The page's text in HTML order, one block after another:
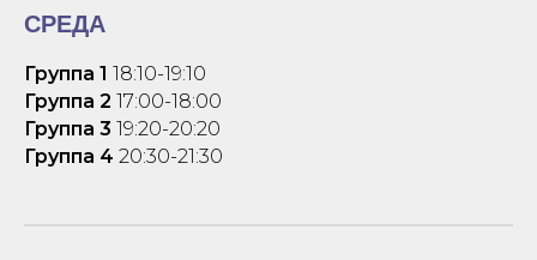
СРЕДА
Группа 1 18:10-19:10
Группа 2 17:00-18:00
Группа 3 19:20-20:20
Группа 4 20:30-21:30